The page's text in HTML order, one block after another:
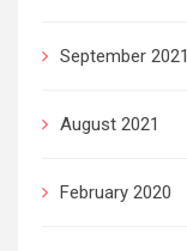
September 2021
August 2021
February 2020